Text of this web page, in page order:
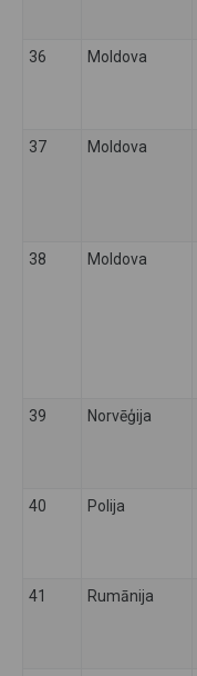
36 Moldova
37 Moldova
38 Moldova
39 Norvēģija
40 Polija
41 Rumānija